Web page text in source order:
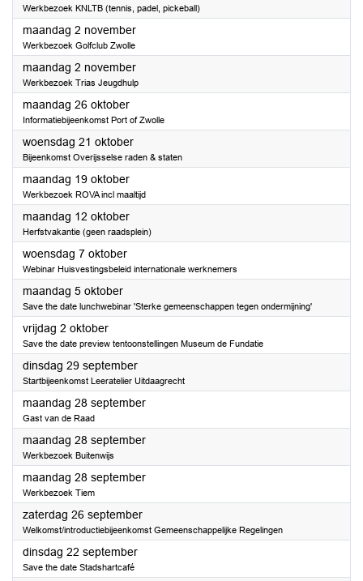
Werkbezoek KNLTB (tennis, padel, pickeball)
maandag 2 november2026
Werkbezoek Golfclub Zwolle
maandag 2 november2026
Werkbezoek Trias Jeugdhulp
maandag 26 oktober2026
Informatiebijeenkomst Port of Zwolle
woensdag 21 oktober2026
Bijeenkomst Overijsselse raden & staten
maandag 19 oktober2026
Werkbezoek ROVA incl maaltijd
maandag 12 oktober2026
Herfstvakantie (geen raadsplein)
woensdag 7 oktober2026
Webinar Huisvestingsbeleid internationale werknemers
maandag 5 oktober2026
Save the date lunchwebinar 'Sterke gemeenschappen tegen ondermijning'
vrijdag 2 oktober2026
Save the date preview tentoonstellingen Museum de Fundatie
dinsdag 29 september2026
Startbijeenkomst Leeratelier Uitdaagrecht
maandag 28 september2026
Gast van de Raad
maandag 28 september2026
Werkbezoek Buitenwijs
maandag 28 september2026
Werkbezoek Tiem
zaterdag 26 september2026
Welkomst/introductiebijeenkomst Gemeenschappelijke Regelingen
dinsdag 22 september2026
Save the date Stadshartcafé